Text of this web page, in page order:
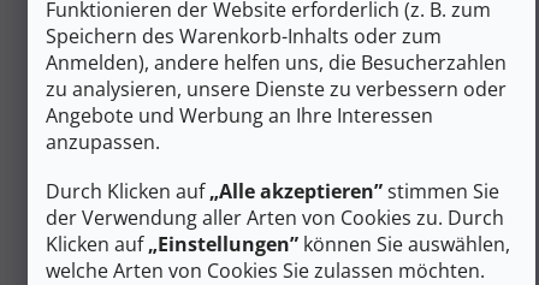
Funktionieren der Website erforderlich (z. B. zum
Speichern des Warenkorb-Inhalts oder zum
Anmelden), andere helfen uns, die Besucherzahlen
zu analysieren, unsere Dienste zu verbessern oder
Angebote und Werbung an Ihre Interessen
anzupassen.
Durch Klicken auf„Alle akzeptieren”stimmen Sie
der Verwendung aller Arten von Cookies zu. Durch
Klicken auf„Einstellungen” können Sie auswählen,
welche Arten von Cookies Sie zulassen möchten.
leichte Rucksacktouren und technisch anspruchsvolles
Gelände bewältigen, ohne sich Gedanken über den
Komfort oder die Haltbarkeit Ihrer Ausrüstung machen
zu müssen.
Gesundheitliche Vorteile und
Ergonomie des Schuhs
Der Trekker Pro GTX Trekkingschuh bietet dank seiner
ausgeklügelten Ergonomie eine Reihe von
gesundheitlichen Vorteilen.Das Elica Natural Stride
Systemoptimiert die Biomechanik des Gehens durch alle